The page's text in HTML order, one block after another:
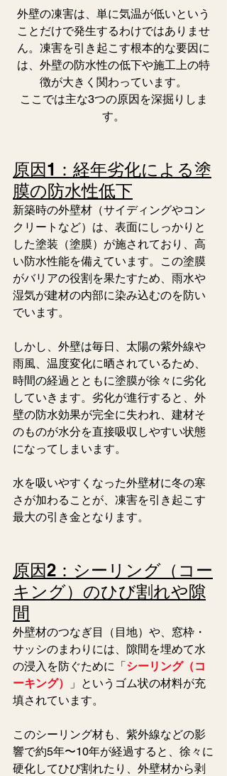
外壁の凍害は、単に気温が低いという
ことだけで発生するわけではありませ
ん。凍害を引き起こす根本的な要因に
は、外壁の防水性の低下や施工上の特
徴が大きく関わっています。
ここでは主な3つの原因を深掘りしま
す。
原因1：経年劣化による塗
膜の防水性低下
新築時の外壁材（サイディングやコン
クリートなど）は、表面にしっかりと
した塗装（塗膜）が施されており、高
い防水性能を備えています。この塗膜
がバリアの役割を果たすため、雨水や
湿気が建材の内部に染み込むのを防い
でいます。
しかし、外壁は毎日、太陽の紫外線や
雨風、温度変化に晒されているため、
時間の経過とともに塗膜が徐々に劣化
していきます。劣化が進行すると、外
壁の防水効果が完全に失われ、建材そ
のものが水分を直接吸収しやすい状態
になってしまいます。
水を吸いやすくなった外壁材に冬の寒
さが加わることが、凍害を引き起こす
最大の引き金となります。
原因2：シーリング（コー
キング）のひび割れや隙
間
外壁材のつなぎ目（目地）や、窓枠・
サッシのまわりには、隙間を埋めて水
の浸入を防ぐために「シーリング（コ
ーキング）
」というゴム状の材料が充
填されています。
このシーリング材も、紫外線などの影
響で約5年〜10年が経過すると、徐々に
硬化してひび割れたり、外壁材から剥